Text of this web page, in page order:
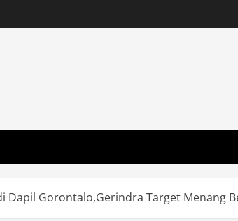
Dapil Gorontalo,Gerindra Target Menang